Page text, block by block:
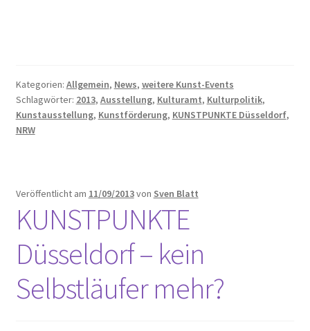
Kategorien: Allgemein, News, weitere Kunst-Events
Schlagwörter: 2013, Ausstellung, Kulturamt, Kulturpolitik,
Kunstausstellung, Kunstförderung, KUNSTPUNKTE Düsseldorf,
NRW
Veröffentlicht am 11/09/2013von Sven Blatt
KUNSTPUNKTE
Düsseldorf – kein
Selbstläufer mehr?